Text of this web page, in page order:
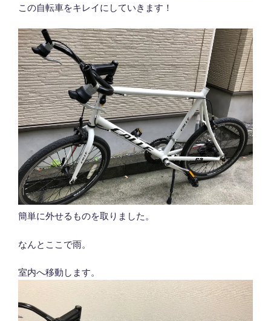
この自転車をキレイにしていきます！
簡単に外せるものを取りました。
なんとここで雨。
室内へ移動します。